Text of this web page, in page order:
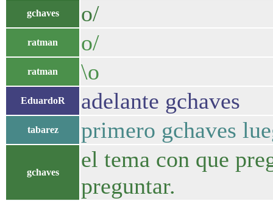
gchaves o/
ratman o/
ratman \o
EduardoR adelante gchaves
tabarez primero gchaves
gchaves
el tema con que
preguntar.